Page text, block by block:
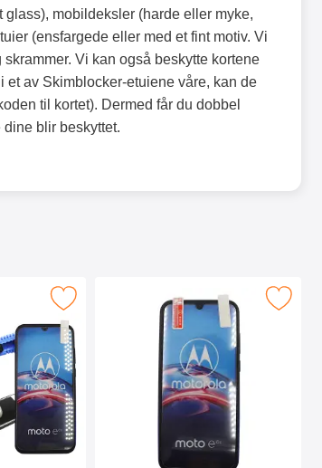
mobildeksler (harde eller myke,
(ensfargede eller med et fint motiv. Vi
Vi kan også beskytte kortene
et av Skimblocker-etuiene våre, kan de
til kortet). Dermed får du dobbel
blir beskyttet.
av glass Motorola Moto E6s som favoritt
Merk skjermbeskyttelse Motorola